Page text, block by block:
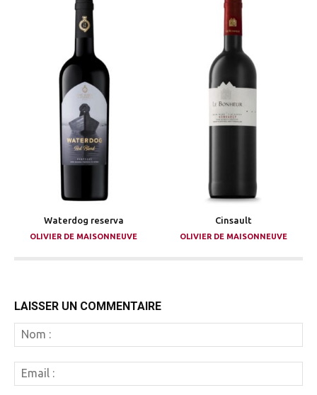
Waterdog reserva
OLIVIER DE MAISONNEUVE
Cinsault
OLIVIER DE MAISONNEUVE
LAISSER UN COMMENTAIRE
:
: